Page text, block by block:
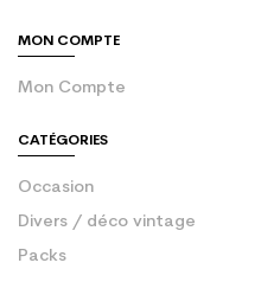
MON COMPTE
Mon Compte
CATÉGORIES
Occasion
Divers / déco vintage
Packs